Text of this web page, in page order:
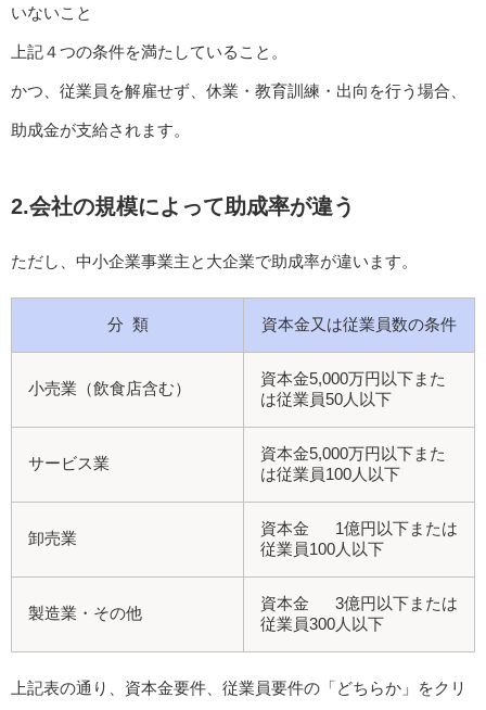
いないこと
上記４つの条件を満たしていること。
かつ、従業員を解雇せず、休業・教育訓練・出向を行う場合、
助成金が支給されます。
2.会社の規模によって助成率が違う
ただし、中小企業事業主と大企業で助成率が違います。
分 類 資本金又は従業員数の条件
小売業（飲食店含む）
資本金5,000万円以下また
は従業員50人以下
サービス業
資本金5,000万円以下また
は従業員100人以下
卸売業
資本金 1億円以下または
従業員100人以下
製造業・その他
資本金 3億円以下または
従業員300人以下
上記表の通り、資本金要件、従業員要件の「どちらか」をクリ